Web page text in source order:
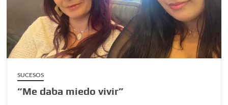
Proceso jurídico frente a denuncias de abuso sexual
infantil
“Juntos somos más fuertes que el fenómeno de El Niño”
¿Conoces al rey del trópico? Seguro que sí
Día de Independencia 2026: de Patria Boba a Colombia
SUCESOS
“Me daba miedo vivir”